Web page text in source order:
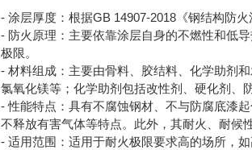
- 涂层厚度：根据GB 14907-2018《钢结构防
- 防火原理：主要依靠涂层自身的不燃性和低
极限。
- 材料组成：主要由骨料、胶结料、化学助剂
氯氧化镁等；化学助剂包括改性剂、硬化剂、
- 性能特点：具有不腐蚀钢材、不与防腐底漆
不释放有害气体等特点。此外，其耐火、耐候
- 适用范围：适用于耐火极限要求高的场所，